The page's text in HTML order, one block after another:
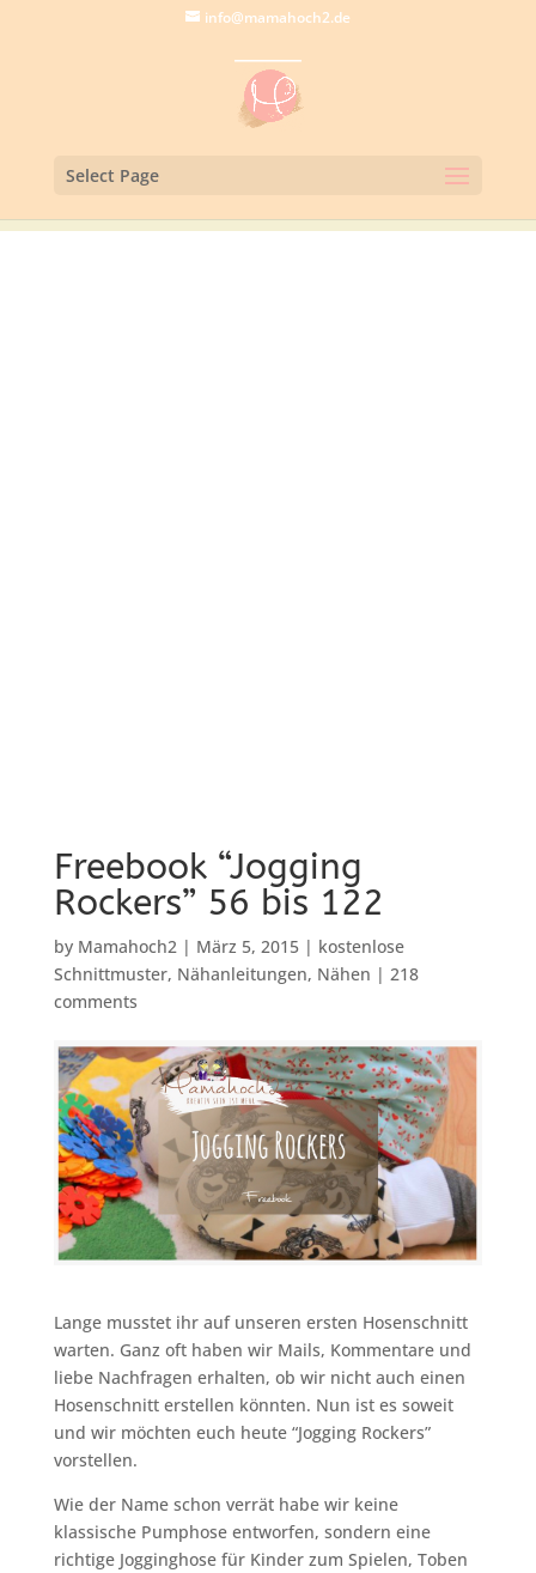
info@mamahoch2.de
Select Page
Freebook “Jogging
Rockers” 56 bis 122
by Mamahoch2| März 5, 2015| kostenlose
Schnittmuster, Nähanleitungen, Nähen | 218
comments
Lange musstet ihr auf unseren ersten Hosenschnitt
warten. Ganz oft haben wir Mails, Kommentare und
liebe Nachfragen erhalten, ob wir nicht auch einen
Hosenschnitt erstellen könnten. Nun ist es soweit
und wir möchten euch heute “Jogging Rockers”
vorstellen.
Wie der Name schon verrät habe wir keine
klassische Pumphose entworfen, sondern eine
richtige Jogginghose für Kinder zum Spielen, Toben